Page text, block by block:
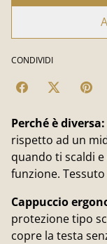
CONDIVIDI
Perché è diversa:
rispetto ad un
quando ti scaldi
funzione.
Cappuccio
protezione tipo
copre la testa